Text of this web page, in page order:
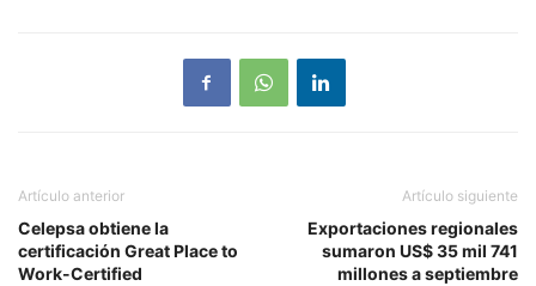
Artículo anterior
Celepsa obtiene la
certificación Great Place to
Work-Certified
Artículo siguiente
Exportaciones regionales
sumaron US$ 35 mil 741
millones a septiembre